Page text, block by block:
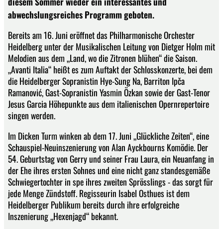
abwechslungsreiches Programm geboten.
Bereits am 16. Juni eröffnet das Philharmonische Orchester
Heidelberg unter der Musikalischen Leitung von Dietger Holm mit
Melodien aus dem „Land, wo die Zitronen blühen“ die Saison.
„Avanti Italia“ heißt es zum Auftakt der Schlosskonzerte, bei dem
die Heidelberger Sopranistin Hye-Sung Na, Barriton Ipča
Ramanović, Gast-Sopranistin Yasmin Özkan sowie der Gast-Tenor
Jesus Garcia Höhepunkte aus dem italienischen Opernrepertoire
singen werden.
Im Dicken Turm winken ab dem 17. Juni „Glückliche Zeiten“, eine
Schauspiel-Neuinszenierung von Alan Ayckbourns Komödie. Der
54. Geburtstag von Gerry und seiner Frau Laura, ein Neuanfang in
der Ehe ihres ersten Sohnes und eine nicht ganz standesgemäße
Schwiegertochter in spe ihres zweiten Sprösslings - das sorgt für
jede Menge Zündstoff. Regisseurin Isabel Osthues ist dem
Heidelberger Publikum bereits durch ihre erfolgreiche
Inszenierung „Hexenjagd“ bekannt.